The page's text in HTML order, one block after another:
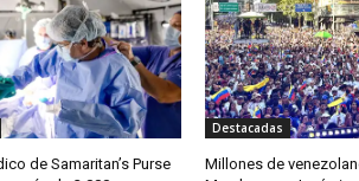
de Samaritan’s Purse
Destacadas
Millones de